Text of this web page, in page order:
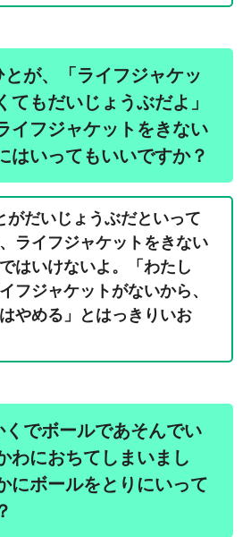
が、「ライフジャケッ
てもだいじょうぶだよ」
イフジャケットをきない
はいってもいいですか？
がだいじょうぶだといって
ライフジャケットをきない
はいけないよ。「わたし
フジャケットがないから、
やめる」とはっきりいお
でボールであそんでい
わにおちてしまいまし
にボールをとりにいって